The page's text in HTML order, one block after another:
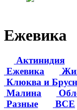
Ежевика
Актинидия
Ежевика
Клюква и
Малина
Разные
ВСЕ